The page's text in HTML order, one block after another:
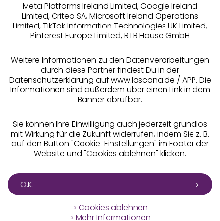
Alle Preise inkl. MwSt., zzgl.
Versandkosten
Meta Platforms Ireland Limited, Google Ireland
Limited, Criteo SA, Microsoft Ireland Operations
Limited, TikTok Information Technologies UK Limited,
Pinterest Europe Limited, RTB House GmbH
Weitere Informationen zu den Datenverarbeitungen
durch diese Partner findest Du in der
Datenschutzerklärung auf www.lascana.de / APP. Die
Informationen sind außerdem über einen Link in dem
Banner abrufbar.
Sie können Ihre Einwilligung auch jederzeit grundlos
mit Wirkung für die Zukunft widerrufen, indem Sie z. B.
auf den Button "Cookie-Einstellungen" im Footer der
Website und "Cookies ablehnen" klicken.
O.K.
Cookies ablehnen
Mehr Informationen